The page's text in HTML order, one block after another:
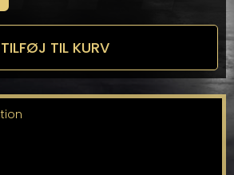
TILFØJ TIL KURV